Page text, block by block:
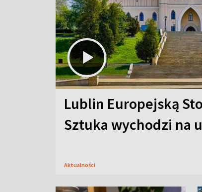
Lublin Europejską
Sztuka wychodzi na
Aktualności